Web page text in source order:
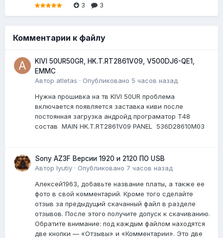
3
3
Комментарии к файлу
KIVI 50UR50GR, HK.T.RT2861V09, V500DJ6-QE1,
EMMC
Автор atletas · Опубликовано 5 часов назад
Нужна прошивка на тв KIVI 50UR проблема
включается появляется заставка киви после
постоянная загрузка андройд програматор Т48
состав MAIN HK.T.RT2861V09 PANEL 536D28610M03
Sony AZ3F Версии 1920 и 2120 ПО USB
Автор lyutiy · Опубликовано 7 часов назад
Алексей1963, добавьте название платы, а также ее
фото в свой комментарий. Кроме того сделайте
отзыв за предыдущий скачанный файл в разделе
отзывов. После этого получите допуск к скачиванию.
Обратите внимание: под каждым файлом находятся
две кнопки — «Отзывы» и «Комментарии». Это две